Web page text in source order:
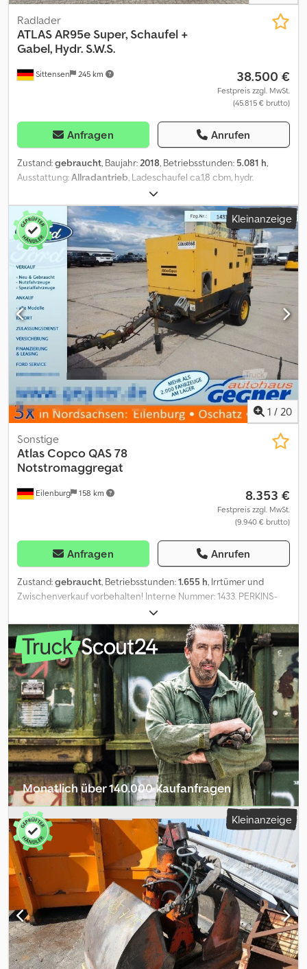
Polnisch, Ukrainisch, Russisch, Bulgarisch. ----.
Sittensen 245 km
Radlader
ATLASAR95e Super, Schaufel +
Gabel, Hydr. S.W.S.
38.500 €
Festpreis zzgl. MwSt.
(45.815 € brutto)
Anfragen Anrufen
Zustand:gebraucht, Baujahr: 2018, Betriebsstunden: 5.081 h,
Ausstattung:Allradantrieb , Ladeschaufel ca.1,8 cbm, hydr.
Schnellwechselsystem, Palettengabel, guter Zustand, Fahrzeug
kann mit Werbung beklebt und/oder beschriftet sein SI86211
Dkodpfoxb Id Rsx Amlsr Unser Angebot ist generell ohne neue
TÜV-Abnahme. Falls neue TÜV-Abnahme erwünscht, unterbreiten
wir Ihnen gerne ein Angebot unserer Partnerwerkstätten!
Fahrzeug kann mit Werbung beklebt und/oder beschriftet sein.
Es gelten unsere allgemeinen Liefer- und Zahlungsbedingungen.
Gerne erstellen wir Ihnen für dieses Objekt ein Finanzierungs-
oder Leasingangebot. Bitte sprechen Sie uns an!
Kleinanzeige
1 / 20
Eilenburg 158 km
Sonstige
Atlas CopcoQAS 78
Notstromaggregat
8.353 €
Festpreis zzgl. MwSt.
(9.940 € brutto)
Anfragen Anrufen
Zustand:gebraucht, Betriebsstunden:1.655 h, Irrtümer und
Zwischenverkauf vorbehalten! Interne Nummer: 1433. PERKINS-
Motor Das Fahrzeug ist unaufbereitet! Dsdpfezp Avkjx Amlokr
Bundesweite Anlieferung gegen Aufpreis möglich. Irrtümer und
Zwischenverkauf vorbehalten. Gerne nehmen wir Ihr Fahrzeug in
Zahlung. Finanzierung / Leasing auch ohne Anzahlung möglich!
Sie haben noch Fragen? Wir beraten Sie gern!
Monatlich über 140.000 Kaufanfragen
Händlerpaket auswählen Kleinanzeige